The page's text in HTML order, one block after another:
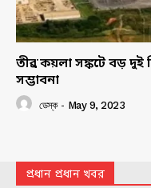
তীব্র কয়লা সঙ্কটে বড় দুই
সম্ভাবনা
ডেস্ক - May 9, 2023
প্রধান প্রধান খবর